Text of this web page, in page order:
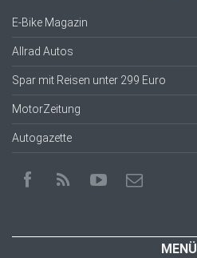
E-Bike Magazin
Allrad Autos
Spar mit Reisen unter 299 Euro
MotorZeitung
Autogazette
MENÜ